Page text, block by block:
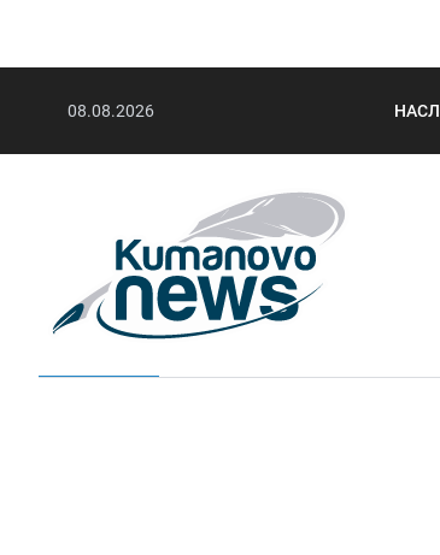
08.08.2026